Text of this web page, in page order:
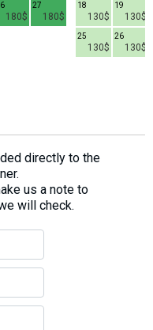
180$ 180$
27
130$
18
130$
19
130$
25
130$
26
directly to the
us a note to
will check.